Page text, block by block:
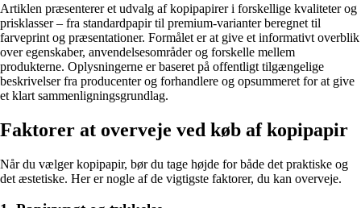
Artiklen præsenterer et udvalg af kopipapirer i forskellige kvaliteter og
prisklasser – fra standardpapir til premium-varianter beregnet til
farveprint og præsentationer. Formålet er at give et informativt overblik
over egenskaber, anvendelsesområder og forskelle mellem
produkterne. Oplysningerne er baseret på offentligt tilgængelige
beskrivelser fra producenter og forhandlere og opsummeret for at give
et klart sammenligningsgrundlag.
Faktorer at overveje ved køb af kopipapir
Når du vælger kopipapir, bør du tage højde for både det praktiske og
det æstetiske. Her er nogle af de vigtigste faktorer, du kan overveje.